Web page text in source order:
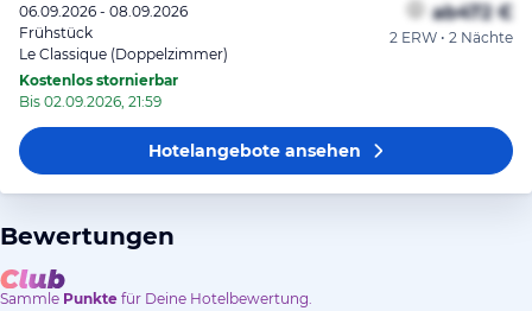
06.09.2026 - 08.09.2026
Frühstück
Le Classique (Doppelzimmer)
Kostenlos stornierbar
Bis 02.09.2026, 21:59
ab472 €
2 ERW • 2 Nächte
Hotelangeboteansehen
Bewertungen
Sammle Punkte für Deine Hotelbewertung.